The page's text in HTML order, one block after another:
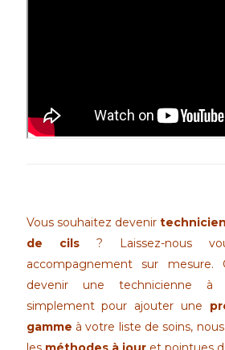
Vous souhaitez devenir
de cils? Laissez-nous
accompagnement sur
devenir une technicienne
simplement pour ajouter une
gamme à votre liste de soins,